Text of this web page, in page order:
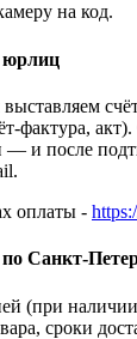
на код.
юрлиц
фактура,
и после
оплаты -
Санкт-
(при наличии
сроки